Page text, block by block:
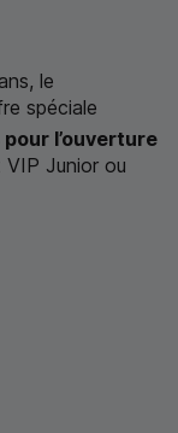
le
spéciale
l’ouverture
VIP Junior ou